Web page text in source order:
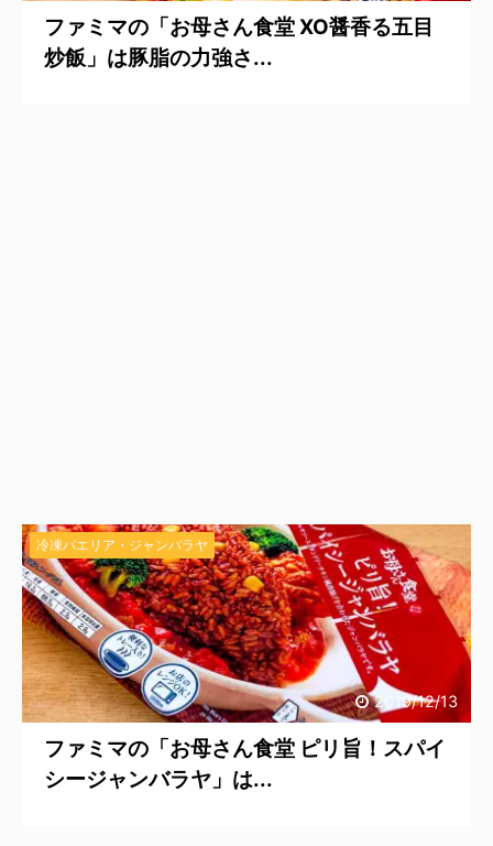
ファミマの「お母さん食堂 XO醤香る五目
炒飯」は豚脂の力強さ...
2019/12/13
冷凍パエリア・ジャンバラヤ
ファミマの「お母さん食堂 ピリ旨！スパイ
シージャンバラヤ」は...